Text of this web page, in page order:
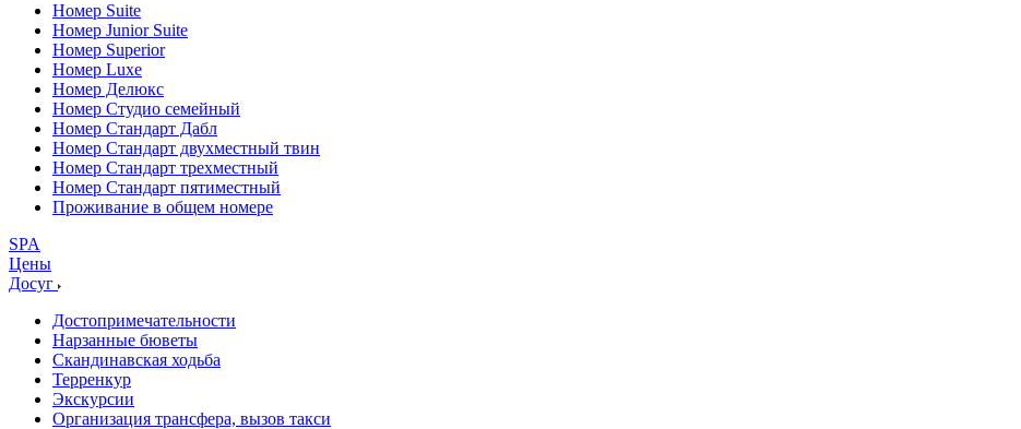
Номер Suite
Номер Junior Suite
Номер Superior
Номер Luxe
Номер Делюкс
Номер Студио семейный
Номер Стандарт Дабл
Номер Стандарт двухместный твин
Номер Стандарт трехместный
Номер Стандарт пятиместный
Проживание в общем номере
SPA
Цены
Досуг
Достопримечательности
Нарзанные бюветы
Скандинавская ходьба
Терренкур
Экскурсии
Организация трансфера, вызов такси